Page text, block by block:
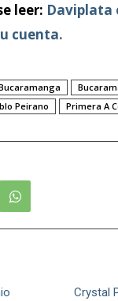
leer: Daviplata
cuenta.
Peirano Primera A
Crystal